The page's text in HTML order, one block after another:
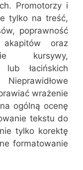
Promotorzy i
tylko na treść,
poprawność
oraz
kursywy,
lub łacińskich
wrażenie
ogólną ocenę
tekstu do
tylko korektę
formatowanie